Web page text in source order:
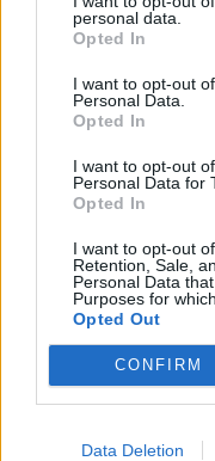
personal data.
Opted In
I want to opt-out
Personal Data.
Opted In
I want to opt-out
Personal Data for
Opted In
I want to opt-out
Retention, Sale,
Personal Data
Purposes for
Opted Out
CONFIRM
Data Deletion
užsirašyti į jas
Himesudvar –
įsikūrusi XVI a.
medžioklės
vedęs
dukterį, o jo
Žygimanto
mokestį galima
vis dar
ramybe